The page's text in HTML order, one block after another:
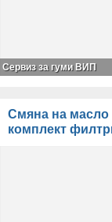
Сервиз за гуми ВИП
Смяна на
комплект